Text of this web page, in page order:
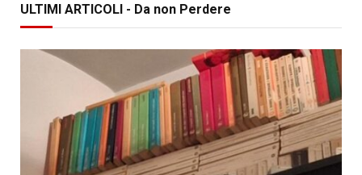
ULTIMI ARTICOLI - Da non Perdere